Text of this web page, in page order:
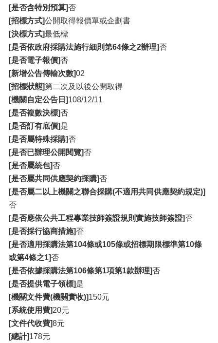
[是否含特別預算]否
[招標方式]公開取得報價單或企劃書
[決標方式]最低標
[是否依政府採購法施行細則第64條之2辦理]否
[是否電子報價]否
[新增公告傳輸次數]02
[招標狀態]第二次及以後公開取得
[機關自定公告日]108/12/11
[是否複數決標]否
[是否訂有底價]是
[是否屬特殊採購]否
[是否已辦理公開閱覽]否
[是否屬統包]否
[是否屬共同供應契約採購]否
[是否屬二以上機關之聯合採購(不適用共同供應契約規定)]
否
[是否應依公共工程專業技師簽證規則實施技師簽證]否
[是否採行協商措施]否
[是否適用採購法第104條或105條或招標期限標準第10條
或第4條之1]否
[是否依據採購法第106條第1項第1款辦理]否
[是否提供電子領標]是
[機關文件費(機關實收)]150元
[系統使用費]20元
[文件代收費]8元
[總計]178元